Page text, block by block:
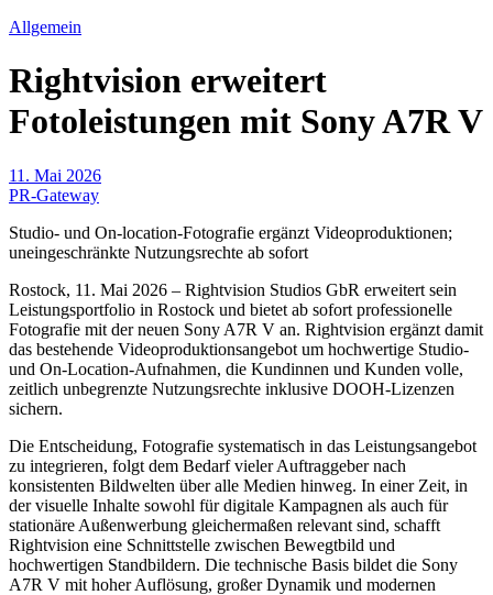
Allgemein
Rightvision erweitert
Fotoleistungen mit Sony A7R V
11. Mai 2026
PR-Gateway
Studio- und On-location-Fotografie ergänzt Videoproduktionen;
uneingeschränkte Nutzungsrechte ab sofort
Rostock, 11. Mai 2026 – Rightvision Studios GbR erweitert sein
Leistungsportfolio in Rostock und bietet ab sofort professionelle
Fotografie mit der neuen Sony A7R V an. Rightvision ergänzt damit
das bestehende Videoproduktionsangebot um hochwertige Studio-
und On‑Location-Aufnahmen, die Kundinnen und Kunden volle,
zeitlich unbegrenzte Nutzungsrechte inklusive DOOH-Lizenzen
sichern.
Die Entscheidung, Fotografie systematisch in das Leistungsangebot
zu integrieren, folgt dem Bedarf vieler Auftraggeber nach
konsistenten Bildwelten über alle Medien hinweg. In einer Zeit, in
der visuelle Inhalte sowohl für digitale Kampagnen als auch für
stationäre Außenwerbung gleichermaßen relevant sind, schafft
Rightvision eine Schnittstelle zwischen Bewegtbild und
hochwertigen Standbildern. Die technische Basis bildet die Sony
A7R V mit hoher Auflösung, großer Dynamik und modernen